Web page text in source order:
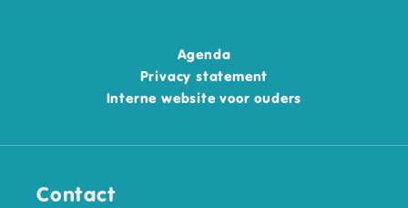
Agenda
Privacy statement
Interne website voor ouders
Contact